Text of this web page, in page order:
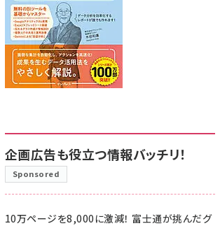
7月31日 10:00
企画広告も役立つ情報バッチリ！
Sponsored
10万ページを8,000に激減！ 富士通が挑んだグ